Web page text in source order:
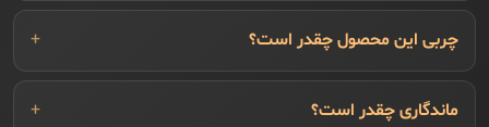
چربی این محصول چقدر است؟
ماندگاری چقدر است؟